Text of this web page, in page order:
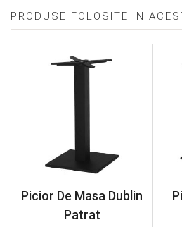
PRODUSE FOLOSITE IN
Picior De Masa Dublin
Patrat